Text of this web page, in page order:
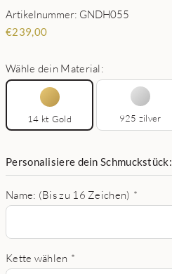
Artikelnummer: GNDH055
€239,00
Wähle dein Material:
14 kt Gold 925 zilver
Personalisiere dein Schmuckstück:
Name: (Bis zu 16 Zeichen) *
Kette wählen *